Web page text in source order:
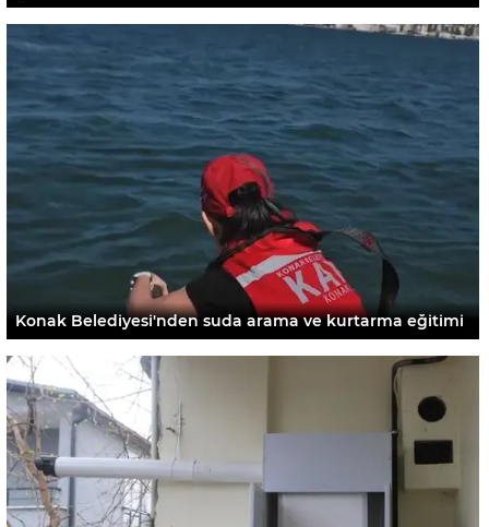
Konak Belediyesi'nden suda arama ve kurtarma eğitimi